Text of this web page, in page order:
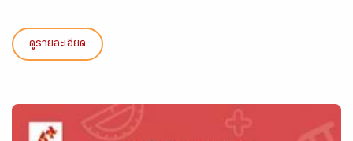
ดูรายละเอียด